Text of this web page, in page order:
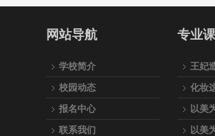
网站导航
学校简介
校园动态
报名中心
联系我们
专业
王妃
为：
化妆
的，
以美
拾妆
以美